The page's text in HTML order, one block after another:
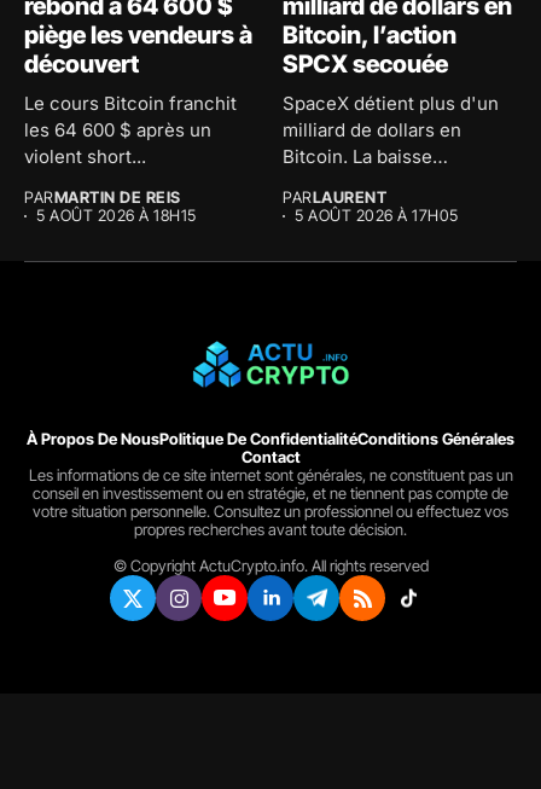
rebond à 64 600 $
piège les vendeurs à
découvert
Le cours Bitcoin franchit
les 64 600 $ après un
violent short...
PARMARTIN DE REIS
5 AOÛT 2026 À 18H15
milliard de dollars en
Bitcoin, l’action
SPCX secouée
SpaceX détient plus d'un
milliard de dollars en
Bitcoin. La baisse
PARLAURENT
5 AOÛT 2026 À 17H05
À Propos De NousPolitique De ConfidentialitéConditions Générales
Contact
Les informations de ce site internet sont générales, ne constituent pas un
conseil en investissement ou en stratégie, et ne tiennent pas compte de
votre situation personnelle. Consultez un professionnel ou effectuez vos
propres recherches avant toute décision.
© Copyright ActuCrypto.info. All rights reserved